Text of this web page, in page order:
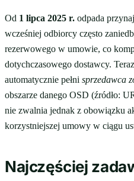
Od 1 lipca 2025 r. odpada
wcześniej odbiorcy często
rezerwowego w umowie, co
dotychczasowego dostawcy.
automatycznie pełni sprzedawca
obszarze danego OSD (źródło:
nie zwalnia jednak z obowiązku
korzystniejszej umowy w ciągu
Najczęściej